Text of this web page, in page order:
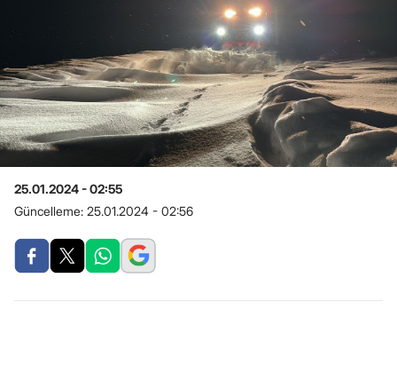
25.01.2024 - 02:55
Güncelleme: 25.01.2024 - 02:56